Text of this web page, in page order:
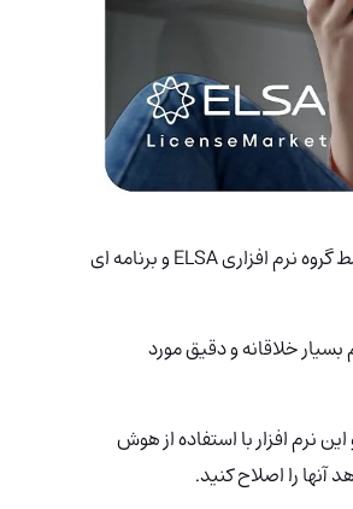
سرویس ELSA Speak برنامه یادگیری و تمرین آنلاین انگلیسی ، ایجاد شده توسط گروه نرم افزاری ELSA و برنامه ای
بسیار خلاقانه و دقیق مورد
نرم افزار با استفاده از هوش
را اصلاح کنید.